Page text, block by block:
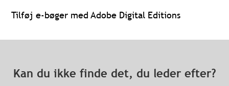
Tilføj e-bøger med Adobe Digital Editions
Kan du ikke finde det, du leder efter?